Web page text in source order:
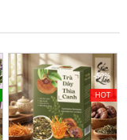
-50%
HOT